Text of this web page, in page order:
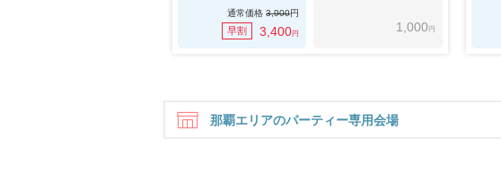
通常価格3,900円
早割 3,400円 1,000 円
那覇エリアのパーティー専用会場